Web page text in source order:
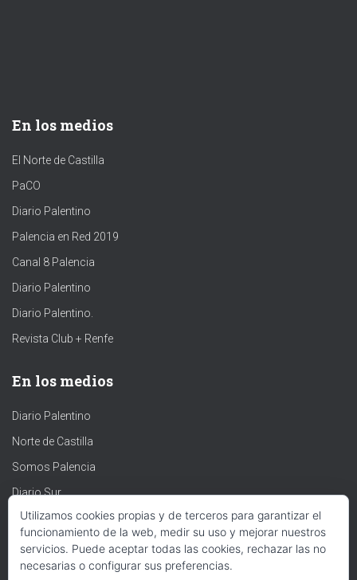
En los medios
El Norte de Castilla
PaCO
Diario Palentino
Palencia en Red 2019
Canal 8 Palencia
Diario Palentino
Diario Palentino.
Revista Club + Renfe
En los medios
Diario Palentino
Norte de Castilla
Somos Palencia
Diario Sur
Experpento
Revista de Arte
Utilizamos cookies propias y de terceros para garantizar el
funcionamiento de la web, medir su uso y mejorar nuestros
servicios. Puede aceptar todas las cookies, rechazar las no
necesarias o configurar sus preferencias.